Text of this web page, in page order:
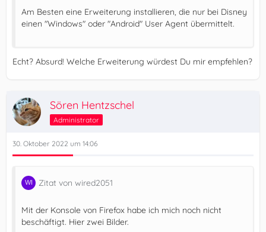
Am Besten eine Erweiterung installieren, die nur bei Disney
einen "Windows" oder "Android" User Agent übermittelt.
Echt? Absurd! Welche Erweiterung würdest Du mir empfehlen?
Sören Hentzschel
Administrator
30. Oktober 2022 um 14:06
Zitat von wired2051
Mit der Konsole von Firefox habe ich mich noch nicht
beschäftigt. Hier zwei Bilder.